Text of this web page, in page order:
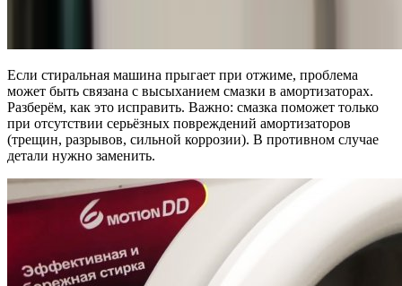
Если стиральная машина прыгает при отжиме, проблема
может быть связана с высыханием смазки в амортизаторах.
Разберём, как это исправить. Важно: смазка поможет только
при отсутствии серьёзных повреждений амортизаторов
(трещин, разрывов, сильной коррозии). В противном случае
детали нужно заменить.